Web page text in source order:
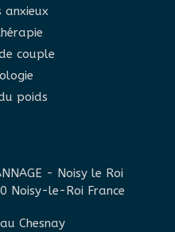
anxieux
couple
poids
- Noisy le Roi
Noisy-le-Roi France
Chesnay